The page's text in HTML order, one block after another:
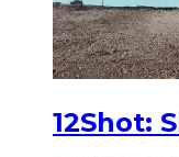
12Shot: